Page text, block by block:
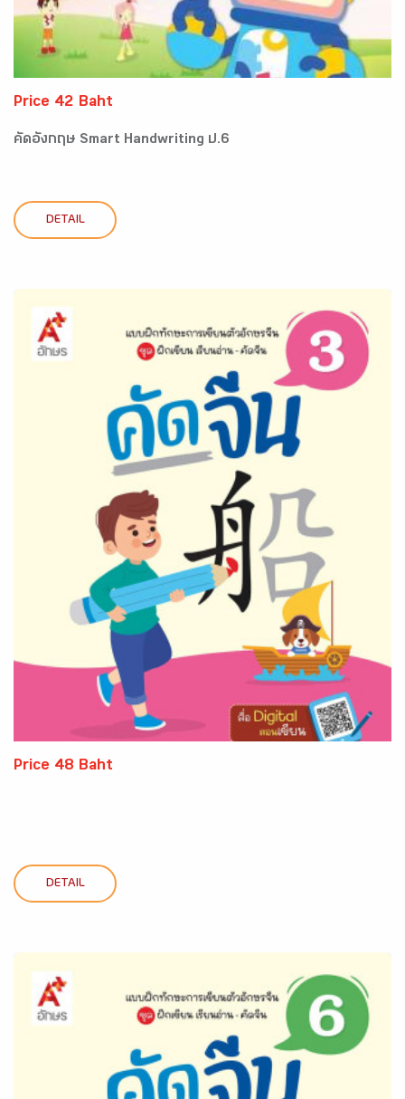
Price 42 Baht
คัดอังกฤษ Smart Handwriting ป.6
DETAIL
Price 48 Baht
DETAIL